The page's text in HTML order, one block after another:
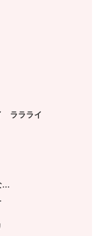
ララライ
…